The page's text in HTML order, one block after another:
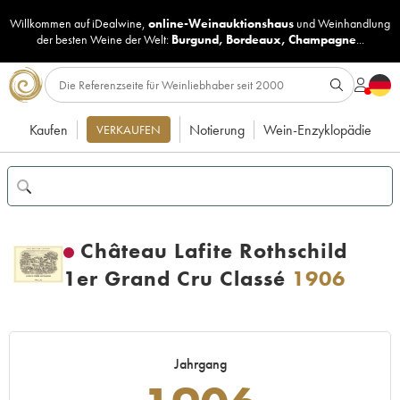
Willkommen auf iDealwine, online-Weinauktionshaus undWeinhandlung
der besten Weine der Welt: Burgund, Bordeaux, Champagne...
Kaufen VERKAUFEN Notierung Wein-Enzyklopädie
Château Lafite Rothschild
1er Grand Cru Classé 1906
Jahrgang